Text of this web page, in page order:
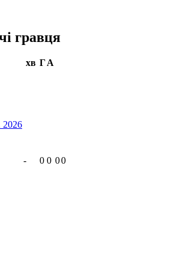
гравця
хв ГА
2026
- 0 0 00